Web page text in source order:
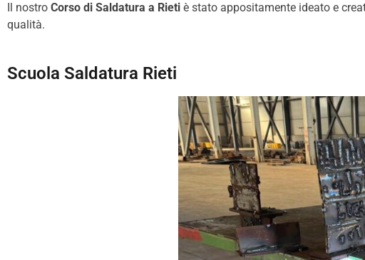
Il nostro Corso di Saldatura a Rieti è stato appositamente ideato e
qualità.
Scuola Saldatura Rieti